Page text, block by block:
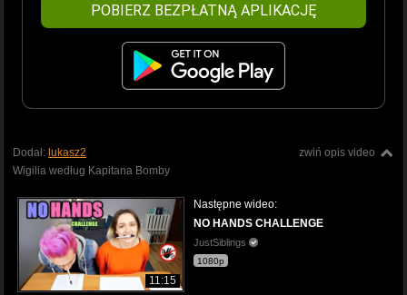
POBIERZ BEZPŁATNĄ APLIKACJĘ
zwiń opis video
Dodał: lukasz2
Wigilia według Kapitana Bomby
11:15
Następne wideo:
NO HANDS CHALLENGE
JustSiblings
1080p